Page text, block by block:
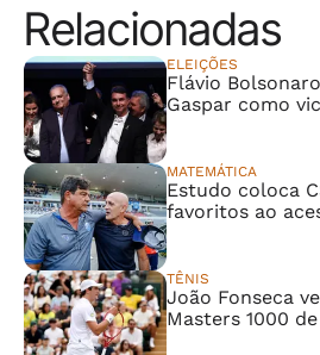
Relacionadas
ELEIÇÕES
Flávio
Gaspar como
MATEMÁTICA
Estudo coloca
favoritos ao
TÊNIS
João Fonseca
Masters 1000